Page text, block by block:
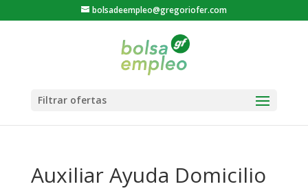
bolsadeempleo@gregoriofer.com
Auxiliar Ayuda Domicilio